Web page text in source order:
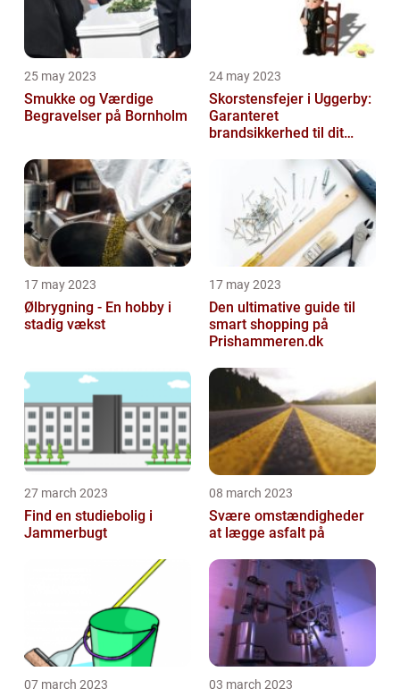
25 may 2023
Smukke og Værdige
Begravelser på Bornholm
24 may 2023
Skorstensfejer i Uggerby:
Garanteret
brandsikkerhed til dit
17 may 2023
Ølbrygning - En hobby i
stadig vækst
17 may 2023
Den ultimative guide til
smart shopping på
Prishammeren.dk
27 march 2023
Find en studiebolig i
Jammerbugt
08 march 2023
Svære omstændigheder
at lægge asfalt på
07 march 2023 03 march 2023